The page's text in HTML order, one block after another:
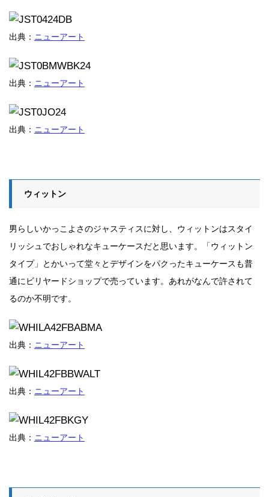
出典： ニューアート
出典： ニューアート
出典： ニューアート
ウィットン
男らしいかっこよさのジャスティスに対し、ウィットンはスタイ
リッシュでおしゃれなキューケースだと思います。「ウィットン
タイプ」とかいって堂々とデザインをパクったキューケースも普
通にビリヤードショップで売っています。あれがなんで許されて
るのか不明です。
出典： ニューアート
出典： ニューアート
出典： ニューアート